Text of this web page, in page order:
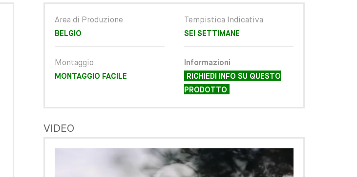
Area di Produzione
BELGIO
Montaggio
MONTAGGIO FACILE
Tempistica Indicativa
SEI SETTIMANE
Informazioni
RICHIEDI INFO SU QUESTO
PRODOTTO
VIDEO